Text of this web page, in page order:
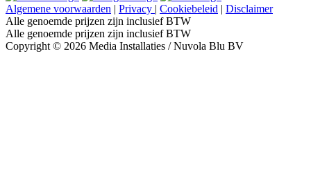
Algemene voorwaarden | Privacy | Cookiebeleid | Disclaimer
Alle genoemde prijzen zijn inclusief BTW
Alle genoemde prijzen zijn inclusief BTW
Copyright © 2026 Media Installaties / Nuvola Blu BV